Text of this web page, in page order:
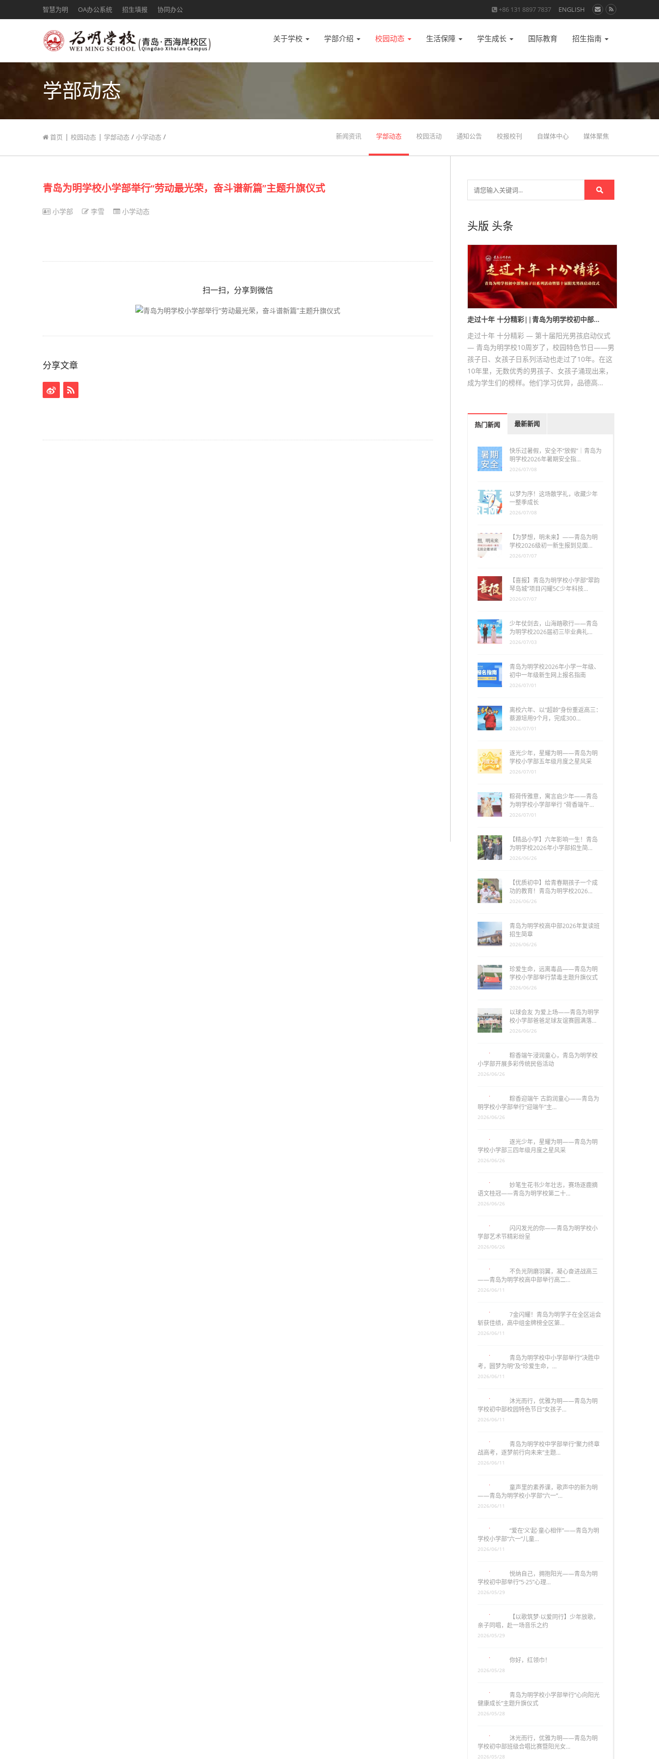
智慧为明 OA办公系统 招生填报 协同办公 +86 131 8897 7837 ENGLISH
关于学校 学部介绍 校园动态 生活保障 学生成长 国际教育 招生指南
学部动态
首页 | 校园动态 | 学部动态 / 小学动态 / 新闻资讯 学部动态 校园活动 通知公告 校报校刊 自媒体中心 媒体聚焦
青岛为明学校小学部举行“劳动最光荣，奋斗谱新篇”主题升旗仪式
小学部 李雪 小学动态
扫一扫，分享到微信
分享文章
头版 头条
走过十年 十分精彩||青岛为明学校初中部…
走过十年 十分精彩 — 第十届阳光男孩启动仪式
— 青岛为明学校10周岁了，校园特色节日——男
孩子日、女孩子日系列活动也走过了10年。在这
10年里，无数优秀的男孩子、女孩子涌现出来，
成为学生们的榜样。他们学习优异，品德高…
热门新闻 最新新闻
快乐过暑假，安全不“放假”｜青岛为
明学校2026年暑期安全指…
2026/07/08
以梦为序！这场散学礼，收藏少年
一整季成长
2026/07/08
【为梦想，明未来】——青岛为明
学校2026级初一新生报到见面…
2026/07/07
【喜报】青岛为明学校小学部“翠韵
琴岛城”项目闪耀5C少年科技…
2026/07/07
少年仗剑去，山海踏歌行——青岛
为明学校2026届初三毕业典礼…
2026/07/03
青岛为明学校2026年小学一年级、
初中一年级新生网上报名指南
2026/07/01
离校六年、以“超龄”身份重返高三：
蔡源培用9个月，完成300…
2026/07/01
逐光少年，星耀为明——青岛为明
学校小学部五年级月度之星风采
2026/07/01
粽荷传雅意，寓言启少年——青岛
为明学校小学部举行 “荷香端午…
2026/07/01
【精品小学】六年影响一生！青岛
为明学校2026年小学部招生简…
2026/06/26
【优质初中】给青春期孩子一个成
功的教育！青岛为明学校2026…
2026/06/26
青岛为明学校高中部2026年复读班
招生简章
2026/06/26
珍爱生命，远离毒品——青岛为明
学校小学部举行禁毒主题升旗仪式
2026/06/26
以球会友 为爱上场——青岛为明学
校小学部爸爸足球友谊赛圆满落…
2026/06/26
粽香端午浸润童心，青岛为明学校
小学部开展多彩传统民俗活动
粽香迎端午 古韵润童心——青岛为
明学校小学部举行“迎端午”主…
逐光少年，星耀为明——青岛为明
学校小学部三四年级月度之星风采
妙笔生花书少年壮志，赛场逐鹿摘
语文桂冠——青岛为明学校第二十…
闪闪发光的你——青岛为明学校小
学部艺术节精彩纷呈
不负光阴磨羽翼，凝心奋进战高三
——青岛为明学校高中部举行高二…
7金闪耀！青岛为明学子在全区运会
斩获佳绩，高中组金牌榜全区第…
青岛为明学校中小学部举行“决胜中
考，圆梦为明”及“珍爱生命，…
沐光而行，优雅为明——青岛为明
学校初中部校园特色节日“女孩子…
青岛为明学校中学部举行“聚力终章
战高考，逐梦前行向未来”主题…
童声里的素养课，歌声中的新为明
——青岛为明学校小学部“六一”…
2026/06/11
“爱在‘义’起·童心相伴”——青岛为明
学校小学部“六一”儿童…
悦纳自己，拥抱阳光——青岛为明
学校初中部举行“5·25”心理…
2026/05/29
【以歌筑梦·以爱同行】少年放歌，
亲子同唱，赴一场音乐之约
2026/05/29
你好，红领巾！
2026/05/28
青岛为明学校小学部举行“心向阳光
健康成长”主题升旗仪式
2026/05/28
沐光而行，优雅为明——青岛为明
学校初中部班级合唱比赛暨阳光女…
2026/05/28